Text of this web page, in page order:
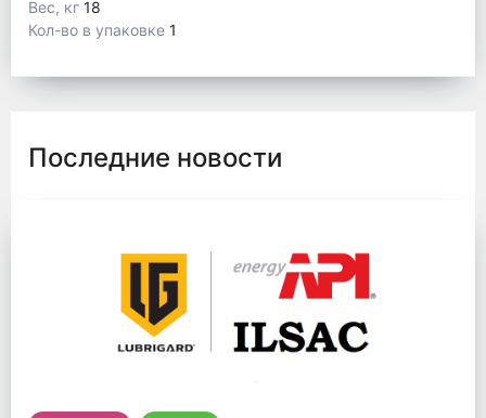
Вес, кг 18
Кол-во в упаковке 1
Последние новости